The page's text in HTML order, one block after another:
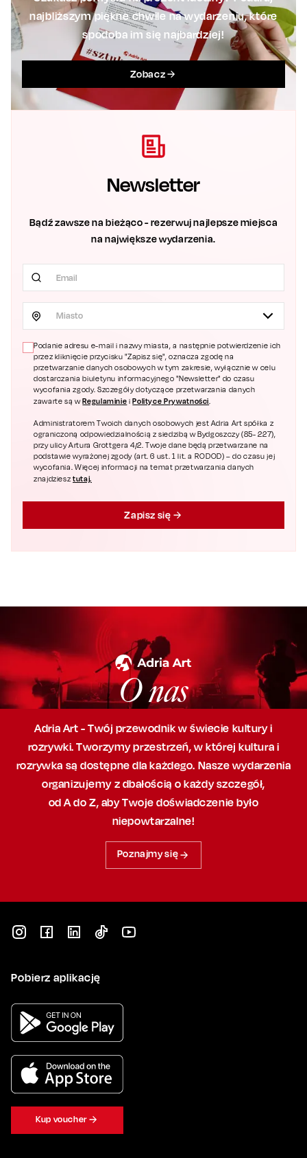
najbliższym piękne chwile na wydarzeniu, które
spodoba im się najbardziej!
Zobacz
Newsletter
Bądź zawsze na bieżąco - rezerwuj najlepsze miejsca
na największe wydarzenia.
Miasto
Podanie adresu e-mail i nazwy miasta, a następnie potwierdzenie ich
przez kliknięcie przycisku "Zapisz się", oznacza zgodę na
przetwarzanie danych osobowych w tym zakresie, wyłącznie w celu
dostarczania biuletynu informacyjnego "Newsletter" do czasu
wycofania zgody. Szczegóły dotyczące przetwarzania danych
zawarte są wRegulaminie i Polityce Prywatności.
Administratorem Twoich danych osobowych jest Adria Art spółka z
ograniczoną odpowiedzialnością z siedzibą w Bydgoszczy (85- 227),
przy ulicy Artura Grottgera 4/2. Twoje dane będą przetwarzane na
podstawie wyrażonej zgody (art. 6 ust. 1 lit. a RODOD) – do czasu jej
wycofania. Więcej informacji na temat przetwarzania danych
znajdziesztutaj.
Zapisz się
O nas
Adria Art - Twój przewodnik w świecie kultury i
rozrywki. Tworzymy przestrzeń,w której kultura i
rozrywka są dostępne dla każdego. Nasze wydarzenia
organizujemy z dbałością o każdy szczegół,
od A do Z, abyTwoje doświadczenie było
niepowtarzalne!
Poznajmy się
Pobierz aplikację
Kup voucher